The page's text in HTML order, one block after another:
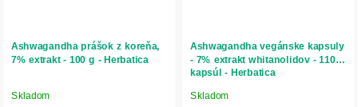
Ashwagandha prášok z koreňa,
7% extrakt - 100 g - Herbatica
Priemerné
Skladom
Ashwagandha vegánske kapsuly
- 7% extrakt whitanolidov - 110
kapsúl - Herbatica
Priemerné
Skladom